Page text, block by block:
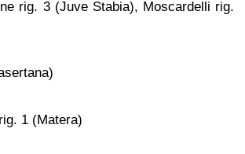
rig. 3 (Juve Stabia), Moscardelli rig.
1 (Matera)